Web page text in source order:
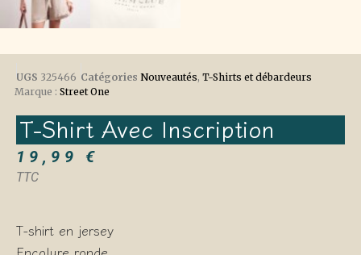
UGS 325466 Catégories Nouveautés, T-Shirts et débardeurs
Marque : Street One
T-Shirt Avec Inscription
19,99€
TTC
T-shirt en jersey